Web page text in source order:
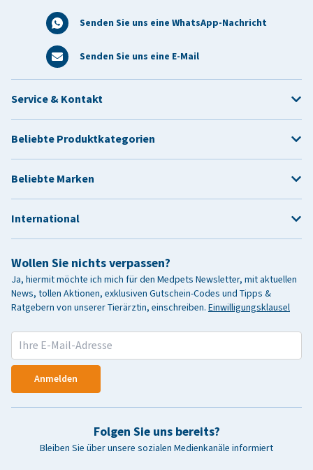
Senden Sie uns eine WhatsApp-Nachricht
Senden Sie uns eine E-Mail
Wollen Sie nichts verpassen?
Ja, hiermit möchte ich mich für den Medpets Newsletter, mit aktuellen
News, tollen Aktionen, exklusiven Gutschein-Codes und Tipps &
Ratgebern von unserer Tierärztin, einschreiben. Einwilligungsklausel
Anmelden
Folgen Sie uns bereits?
Bleiben Sie über unsere sozialen Medienkanäle informiert
Service & Kontakt
Beliebte Produktkategorien
Beliebte Marken
International